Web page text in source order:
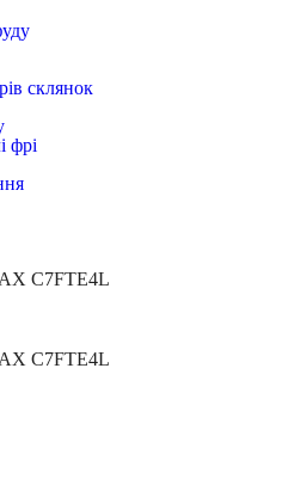
склянок
фрі
C7FTE4L
C7FTE4L